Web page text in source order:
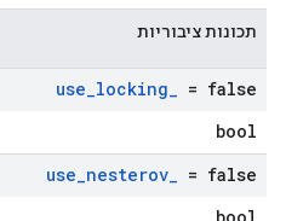
תכונות ציבוריות
use_locking_ = false
bool
use_nesterov_ = false